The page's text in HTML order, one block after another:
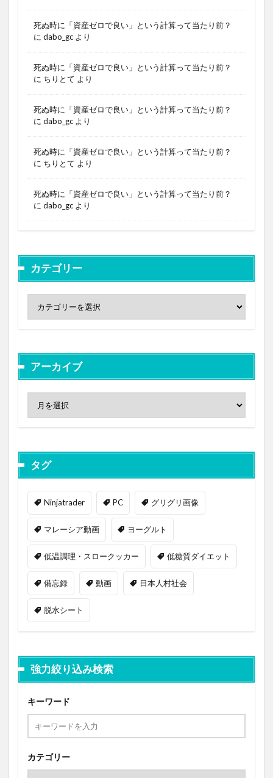
死ぬ時に「資産ゼロで良い」という計算って当たり前？
に dabo_gc より
死ぬ時に「資産ゼロで良い」という計算って当たり前？
に ちりとて より
死ぬ時に「資産ゼロで良い」という計算って当たり前？
に dabo_gc より
死ぬ時に「資産ゼロで良い」という計算って当たり前？
に ちりとて より
死ぬ時に「資産ゼロで良い」という計算って当たり前？
に dabo_gc より
カテゴリー
アーカイブ
タグ
Ninjatrader PC グリグリ画像
マレーシア動画 ヨーグルト
低温調理・スロークッカー 低糖質ダイエット
備忘録 動画 日本人村社会
脱水シート
強力絞り込み検索
キーワード
カテゴリー